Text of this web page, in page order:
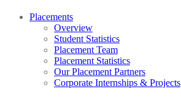
Placements
Overview
Student Statistics
Placement Team
Placement Statistics
Our Placement Partners
Corporate Internships & Projects